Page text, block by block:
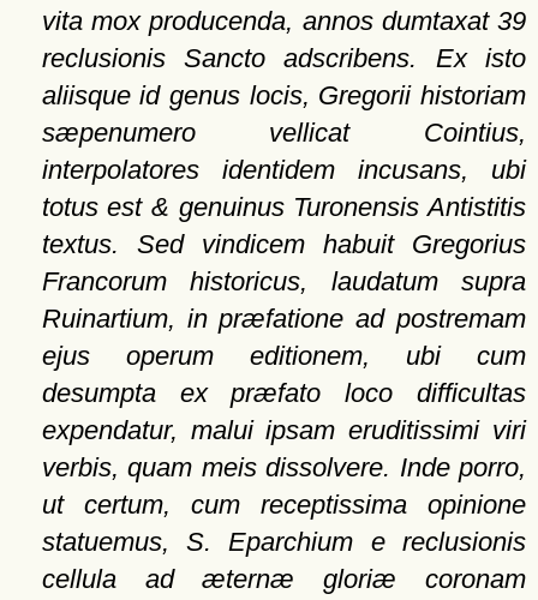
vita mox producenda, annos dumtaxat 39
reclusionis Sancto adscribens. Ex isto
aliisque id genus locis, Gregorii historiam
sæpenumero vellicat Cointius,
interpolatores identidem incusans, ubi
totus est & genuinus Turonensis Antistitis
textus. Sed vindicem habuit Gregorius
Francorum historicus, laudatum supra
Ruinartium, in præfatione ad postremam
ejus operum editionem, ubi cum
desumpta ex præfato loco difficultas
expendatur, malui ipsam eruditissimi viri
verbis, quam meis dissolvere. Inde porro,
ut certum, cum receptissima opinione
statuemus, S. Eparchium e reclusionis
cellula ad æternæ gloriæ coronam